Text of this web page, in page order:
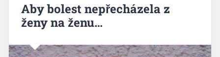
Aby bolest nepřecházela z
ženy na ženu…